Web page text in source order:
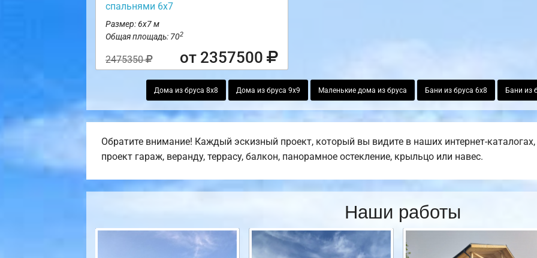
спальнями 6х7
Размер: 6х7 м
Общая площадь: 702
2475350 от 2357500
Дома из бруса 8х8 Дома из бруса 9х9 Маленькие дома из бруса Бани из бруса 6х8 Бани из
Обратите внимание! Каждый эскизный проект, который вы видите в наших интернет-
проект гараж, веранду, террасу, балкон, панорамное остекление, крыльцо или навес.
Наши работы